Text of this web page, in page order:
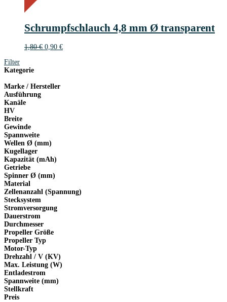
€
Schrumpfschlauch 4,8 mm Ø transparent
1,80€ Ursprünglicher
0,90 €Aktueller
Filter
Kategorie
Marke / Hersteller
Ausführung
Kanäle
HV
Breite
Gewinde
Spannweite
Wellen Ø (mm)
Kugellager
Kapazität (mAh)
Getriebe
Spinner Ø (mm)
Material
Zellenanzahl (Spannung)
Stecksystem
Stromversorgung
Dauerstrom
Durchmesser
Propeller Größe
Propeller Typ
Motor-Typ
Drehzahl / V (KV)
Max. Leistung (W)
Entladestrom
Spannweite (mm)
Stellkraft
Preis